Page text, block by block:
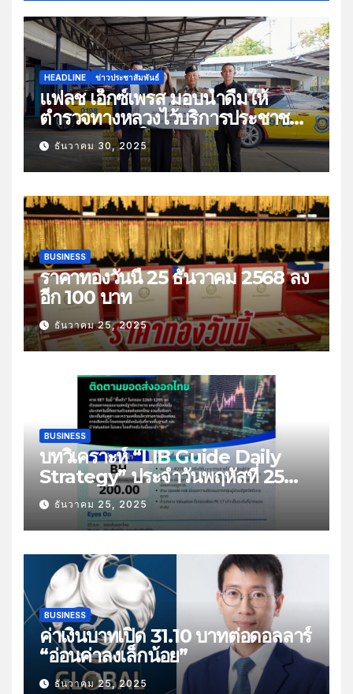
HEADLINE ข่าวประชาสัมพันธ์
แฟลช เอ็กซ์เพรส มอบน้ำดื่มให้
ตำรวจทางหลวงไว้บริการประชาชน
ช่วงเทศกาลปีใหม่
ธันวาคม 30, 2025
BUSINESS
ราคาทองวันนี้ 25 ธันวาคม 2568 ลง
อีก 100 บาท
ธันวาคม 25, 2025
BUSINESS
บทวิเคราะห์ “LIB Guide Daily
Strategy” ประจำวันพฤหัสที่ 25
ธันวาคม 2568 หัวข้อ “ติดตามยอด
ส่งออกไทย”
ธันวาคม 25, 2025
BUSINESS
ค่าเงินบาทเปิด 31.10 บาทต่อดอลลาร์
“อ่อนค่าลงเล็กน้อย”
ธันวาคม 25, 2025